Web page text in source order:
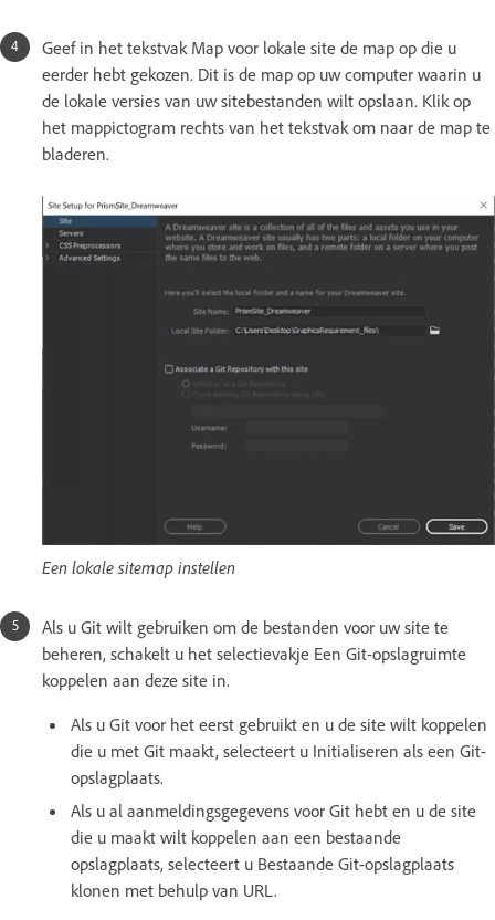
Geef in het tekstvak Map voor lokale site de map op die u
eerder hebt gekozen. Dit is de map op uw computer waarin u
de lokale versies van uw sitebestanden wilt opslaan. Klik op
het mappictogram rechts van het tekstvak om naar de map te
bladeren.
Een lokale sitemap instellen
Als u Git wilt gebruiken om de bestanden voor uw site te
beheren, schakelt u het selectievakje Een Git-opslagruimte
koppelen aan deze site in.
Als u Git voor het eerst gebruikt en u de site wilt koppelen
die u met Git maakt, selecteert u Initialiseren als een Git-
opslagplaats.
Als u al aanmeldingsgegevens voor Git hebt en u de site
die u maakt wilt koppelen aan een bestaande
opslagplaats, selecteert u Bestaande Git-opslagplaats
klonen met behulp van URL.